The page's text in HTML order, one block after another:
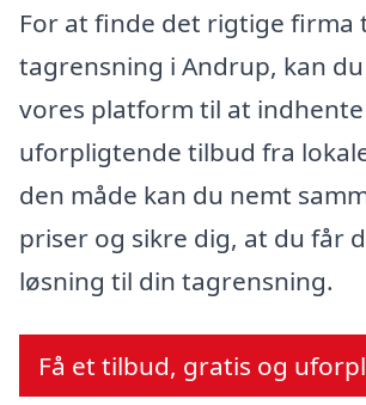
For at finde det rigtige firma
tagrensning i Andrup, kan
vores platform til at
uforpligtende tilbud fra
den måde kan du nemt
priser og sikre dig, at du får
løsning til din tagrensning.
Få et tilbud, gratis og